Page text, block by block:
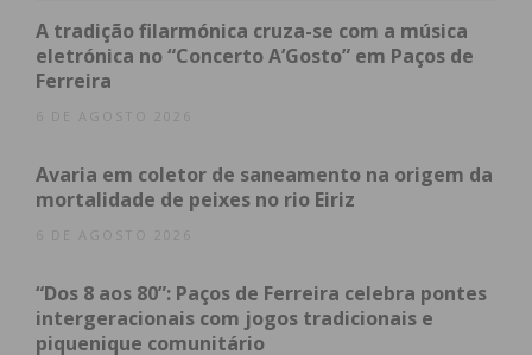
A tradição filarmónica cruza-se com a música
eletrónica no “Concerto A’Gosto” em Paços de
Ferreira
6 DE AGOSTO 2026
Avaria em coletor de saneamento na origem da
mortalidade de peixes no rio Eiriz
6 DE AGOSTO 2026
“Dos 8 aos 80”: Paços de Ferreira celebra pontes
intergeracionais com jogos tradicionais e
piquenique comunitário